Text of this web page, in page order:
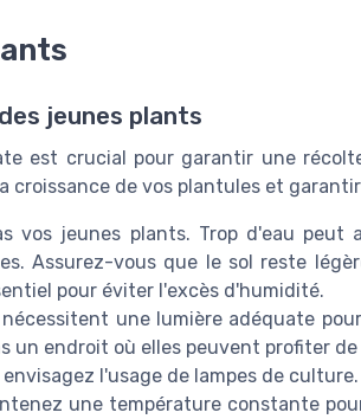
jeunes plants
est crucial pour garantir une
croissance de vos plantules et
vos jeunes plants. Trop d'eau peut
Assurez-vous que le sol reste
pour éviter l'excès d'humidité.
une lumière adéquate
un endroit où elles peuvent profiter
l'usage de lampes de culture.
une température constante